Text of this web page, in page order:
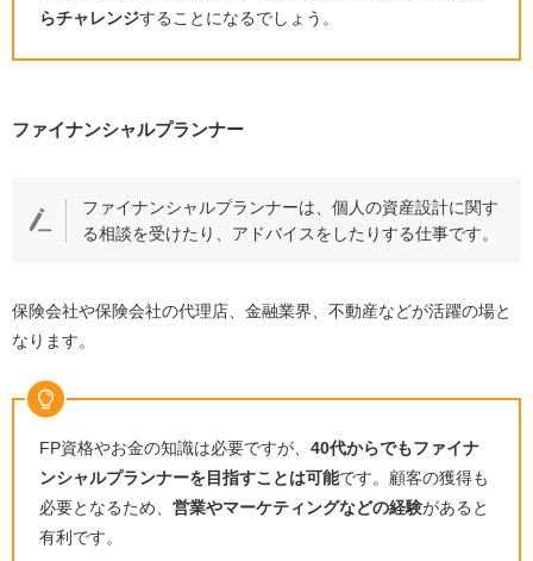
らチャレンジすることになるでしょう。
ファイナンシャルプランナー
ファイナンシャルプランナーは、個人の資産設計に関す
る相談を受けたり、アドバイスをしたりする仕事です。
保険会社や保険会社の代理店、金融業界、不動産などが活躍の場と
なります。
FP資格やお金の知識は必要ですが、 40代からでもファイナ
ンシャルプランナーを目指すことは可能です。顧客の獲得も
必要となるため、 営業やマーケティングなどの経験があると
有利です。